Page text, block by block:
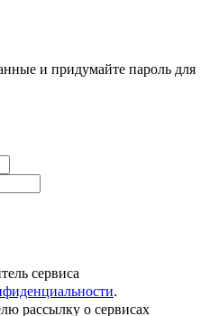
и придумайте пароль для
сервиса
.
рассылку о сервисах